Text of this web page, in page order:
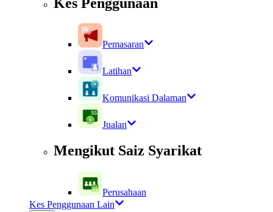
Pemasaran
Latihan
Komunikasi Dalaman
Jualan
Mengikut Saiz Syarikat
Perusahaan
Kes Penggunaan Lain